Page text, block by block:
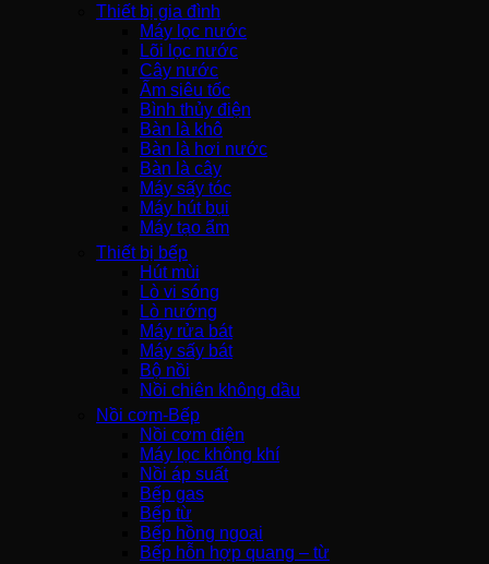
Thiết bị gia đình
Máy lọc nước
Lõi lọc nước
Cây nước
Ấm siêu tốc
Bình thủy điện
Bàn là khô
Bàn là hơi nước
Bàn là cây
Máy sấy tóc
Máy hút bụi
Máy tạo ẩm
Thiết bị bếp
Hút mùi
Lò vi sóng
Lò nướng
Máy rửa bát
Máy sấy bát
Bộ nồi
Nồi chiên không dầu
Nồi cơm-Bếp
Nồi cơm điện
Máy lọc không khí
Nồi áp suất
Bếp gas
Bếp từ
Bếp hồng ngoại
Bếp hỗn hợp quang – từ